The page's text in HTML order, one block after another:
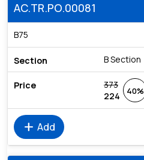
AC.TR.PO.00081
B75
B Section
373
224
40%
add Add